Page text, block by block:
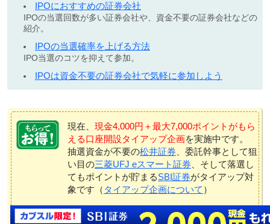
IPOにおすすめの証券会社
IPOの当選回数が多い証券会社や、資金不要の証券会社などの
紹介。
IPOの当選確率を上げる方法
IPO当選のコツを抑えて参加。
IPOは資金不要の証券会社で気軽に参加しよう
現在、 現金4,000円＋最大7,000ポイントがもら
える口座開設タイアップ企画を実施中です。
抽選資金が不要の松井証券 、委託幹事として狙
い目の三菱UFJ eスマート証券 、そして落選し
てもポイントが貯まるSBI証券がタイアップ対
象です（ タイアップ企画について ）